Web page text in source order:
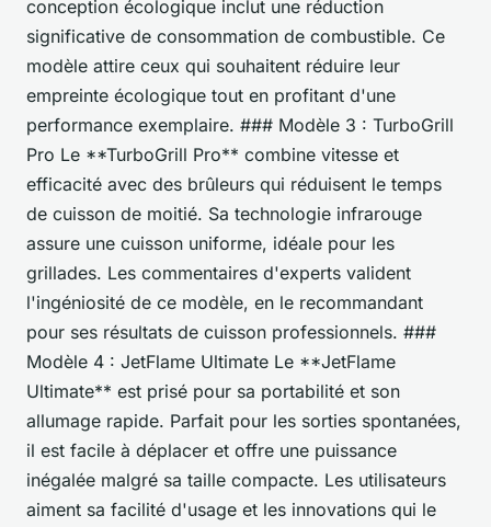
conception écologique inclut une réduction
significative de consommation de combustible. Ce
modèle attire ceux qui souhaitent réduire leur
empreinte écologique tout en profitant d'une
performance exemplaire. ### Modèle 3 : TurboGrill
Pro Le **TurboGrill Pro** combine vitesse et
efficacité avec des brûleurs qui réduisent le temps
de cuisson de moitié. Sa technologie infrarouge
assure une cuisson uniforme, idéale pour les
grillades. Les commentaires d'experts valident
l'ingéniosité de ce modèle, en le recommandant
pour ses résultats de cuisson professionnels. ###
Modèle 4 : JetFlame Ultimate Le **JetFlame
Ultimate** est prisé pour sa portabilité et son
allumage rapide. Parfait pour les sorties spontanées,
il est facile à déplacer et offre une puissance
inégalée malgré sa taille compacte. Les utilisateurs
aiment sa facilité d'usage et les innovations qui le